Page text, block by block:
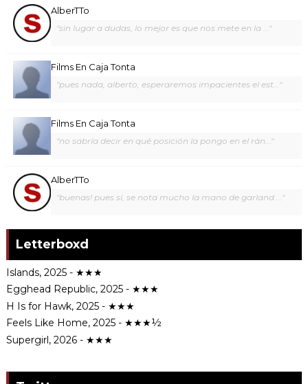
AlberTTo
"sin lugar a dudas, lo mejor es que nos mete en la ..."
Films En Caja Tonta
"pues nada, alberto, esperaremos impacientes el est..."
Films En Caja Tonta
"no sabría decir en qué posición la pongo en el rán..."
AlberTTo
"buenas! pues sí, se nota mucho la mano de garland ..."
Letterboxd
Islands, 2025 - ★★★
Egghead Republic, 2025 - ★★★
H Is for Hawk, 2025 - ★★★
Feels Like Home, 2025 - ★★★½
Supergirl, 2026 - ★★★